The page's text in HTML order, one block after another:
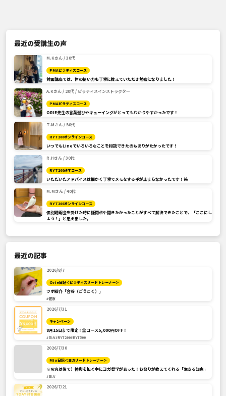
最近の受講生の声
M.Kさん / 30代
PMAピラティスコース
対面講座では、体の使い方も丁寧に教えていただき勉強になりました！
A.Kさん / 20代 / ピラティスインストラクター
PMAピラティスコース
ORIE先生の言葉選びやキューイングがとってもわかりやすかったです！
T.Mさん / 50代
RYT200オンラインコース
いつでもLineでいろいろなことを相談できたのもありがたかったです！
R.Hさん / 30代
RYT200通学コース
いただいたアドバイスは細かく丁寧でメモをする手が止まらなかったです！笑
M.Mさん / 40代
RYT200オンラインコース
個別説明会を受けた時に疑問点や聞きたかったことがすべて解決できたことで、「ここにし
よう！」と思えました。
最近の記事
2026/8/7
Orie日記＜ピラティスリードトレーナー＞
ツボ紹介「合谷（ごうこく）」
#健康
2026/7/31
キャンペーン
8月15日まで限定！全コース5,000円OFF！
#ヨガ#RYT200#RYT500
2026/7/30
Mio日記＜ヨガリードトレーナー＞
※写真は後で）神輿を担ぐ中にヨガ哲学があった！お祭りが教えてくれる「生きる知恵」
#ヨガ
2026/7/21